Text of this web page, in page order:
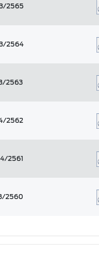
2565
2564
2563
2562
2561
2560